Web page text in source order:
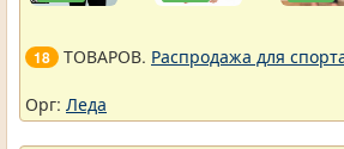
18 ТОВАРОВ. Распродажа для
Орг: Леда